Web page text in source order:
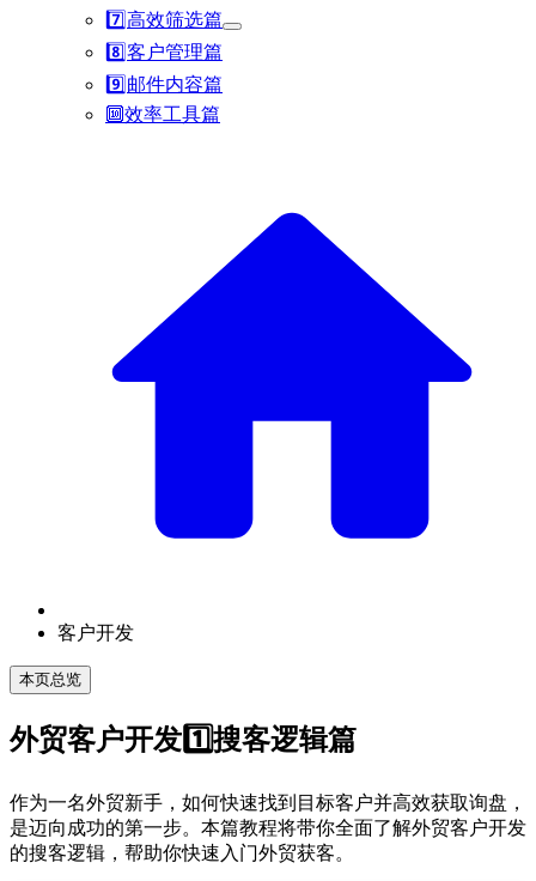
7️⃣高效筛选篇
8️⃣客户管理篇
9️⃣邮件内容篇
🔟效率工具篇
客户开发
本页总览
外贸客户开发1️⃣搜客逻辑篇
作为一名外贸新手，如何快速找到目标客户并高效获取询盘，
是迈向成功的第一步。本篇教程将带你全面了解外贸客户开发
的搜客逻辑，帮助你快速入门外贸获客。